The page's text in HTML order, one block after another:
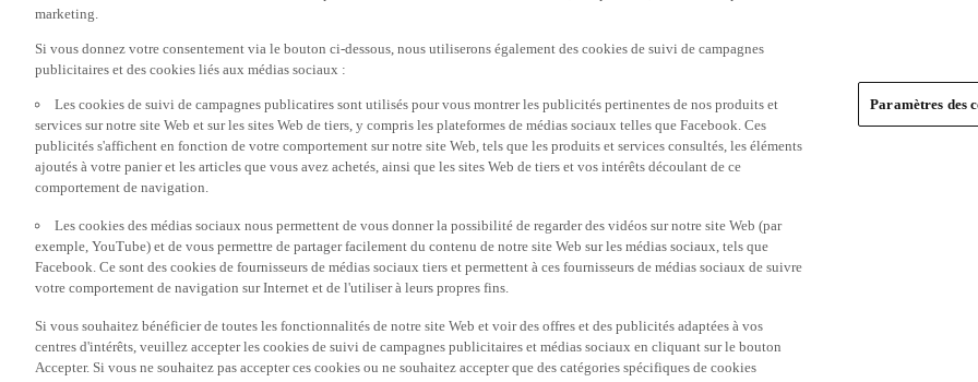
marketing.
Si vous donnez votre consentement via le bouton ci-dessous, nous utiliserons également des cookies de suivi de campagnes
publicitaires et des cookies liés aux médias sociaux :
Les cookies de suivi de campagnes publicatires sont utilisés pour vous montrer les publicités pertinentes de nos produits et
services sur notre site Web et sur les sites Web de tiers, y compris les plateformes de médias sociaux telles que Facebook. Ces
publicités s'affichent en fonction de votre comportement sur notre site Web, tels que les produits et services consultés, les éléments
ajoutés à votre panier et les articles que vous avez achetés, ainsi que les sites Web de tiers et vos intérêts découlant de ce
comportement de navigation.
Les cookies des médias sociaux nous permettent de vous donner la possibilité de regarder des vidéos sur notre site Web (par
exemple, YouTube) et de vous permettre de partager facilement du contenu de notre site Web sur les médias sociaux, tels que
Facebook. Ce sont des cookies de fournisseurs de médias sociaux tiers et permettent à ces fournisseurs de médias sociaux de suivre
votre comportement de navigation sur Internet et de l'utiliser à leurs propres fins.
Si vous souhaitez bénéficier de toutes les fonctionnalités de notre site Web et voir des offres et des publicités adaptées à vos
centres d'intérêts, veuillez accepter les cookies de suivi de campagnes publicitaires et médias sociaux en cliquant sur le bouton
Accepter. Si vous ne souhaitez pas accepter ces cookies ou ne souhaitez accepter que des catégories spécifiques de cookies
Paramètres des